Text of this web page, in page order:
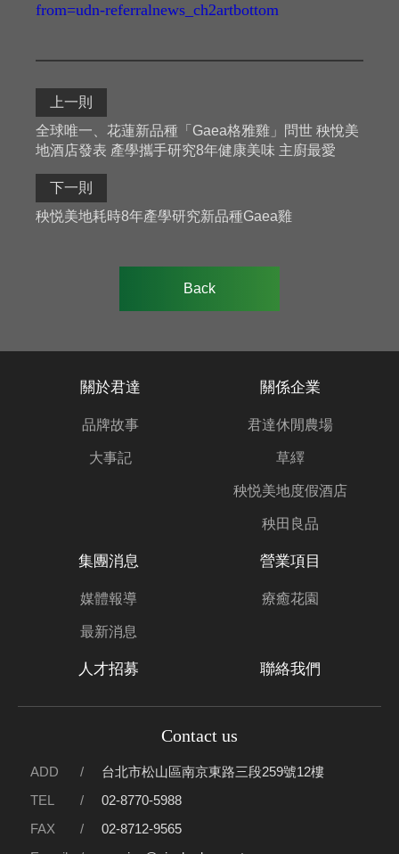
from=udn-referralnews_ch2artbottom
上一則
全球唯一、花蓮新品種「Gaea格雅雞」問世 秧悅美
地酒店發表 產學攜手研究8年健康美味 主廚最愛
下一則
秧悦美地耗時8年產學研究新品種Gaea雞
Back
關於君達
品牌故事
大事記
關係企業
君達休閒農場
草繹
秧悦美地度假酒店
秧田良品
集團消息
媒體報導
最新消息
營業項目
療癒花園
人才招募 聯絡我們
Contact us
ADD
台北市松山區南京東路三段259號12樓
TEL
02-8770-5988
FAX
02-8712-9565